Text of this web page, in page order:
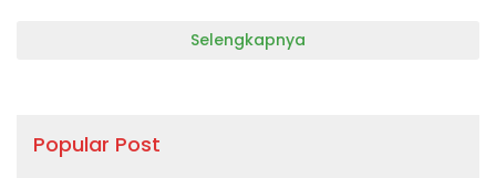
Selengkapnya
Popular Post